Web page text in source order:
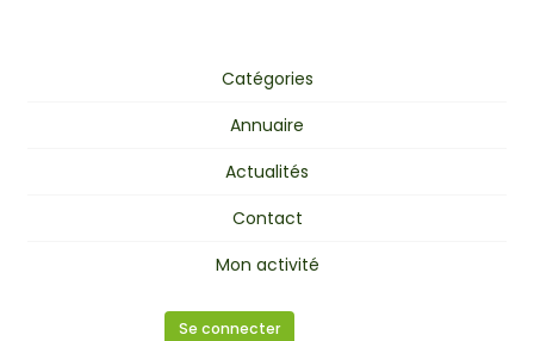
Catégories
Annuaire
Actualités
Contact
Mon activité
Se connecter